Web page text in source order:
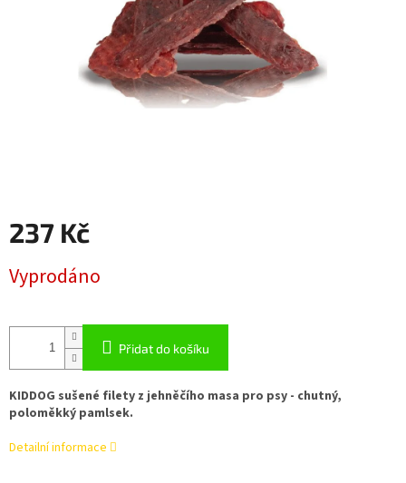
237 Kč
cena:
Vyprodáno
Přidat do košíku
KIDDOG sušené filety z jehněčího masa pro psy - chutný,
poloměkký pamlsek.
Detailní informace